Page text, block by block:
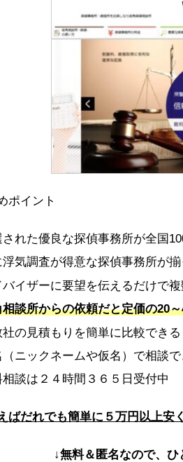
ポイント
された優良な探偵事務所が全国
浮気調査が得意な探偵事務所が揃
バイザーに要望を伝えるだけで
相談所からの依頼だと定価の20
社の見積もりを簡単に比較できる
（ニックネームや仮名）で相談で
相談は２４時間３６５日受付中
ばだれでも簡単に５万円以上安
↓無料＆匿名なので、